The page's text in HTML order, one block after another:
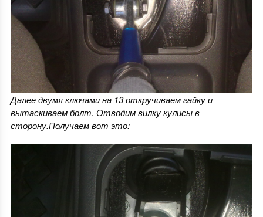
Далее двумя ключами на 13 откручиваем гайку и
вытаскиваем болт. Отводим вилку кулисы в
сторону.Получаем вот это: